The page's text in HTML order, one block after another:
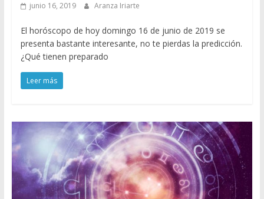
junio 16, 2019 Aranza Iriarte
El horóscopo de hoy domingo 16 de junio de 2019 se
presenta bastante interesante, no te pierdas la predicción.
¿Qué tienen preparado
Leer más